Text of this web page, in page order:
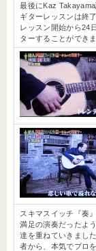
最後にKaz
ギターレッスンは終了
レッスン開始から24
ターすることができ
スキマスイッチ『奏
満足の演奏だったよ
達を重ねていきまし
者から、本気でプロ